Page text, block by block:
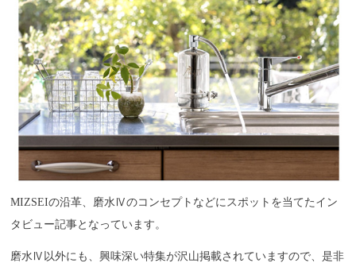
MIZSEIの沿革、磨水Ⅳのコンセプトなどにスポットを当てたイン
タビュー記事となっています。
磨水Ⅳ以外にも、興味深い特集が沢山掲載されていますので、是非